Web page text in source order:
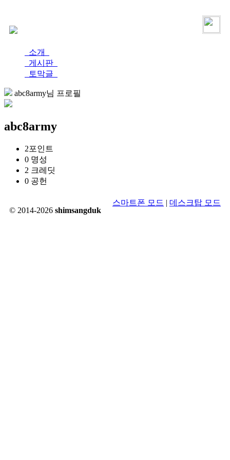
소개
게시판
토막글
abc8army님 프로필
abc8army
2포인트
0 명성
2 크레딧
0 공헌
© 2014-2026 shimsangduk
스마트폰 모드 | 데스크탑 모드